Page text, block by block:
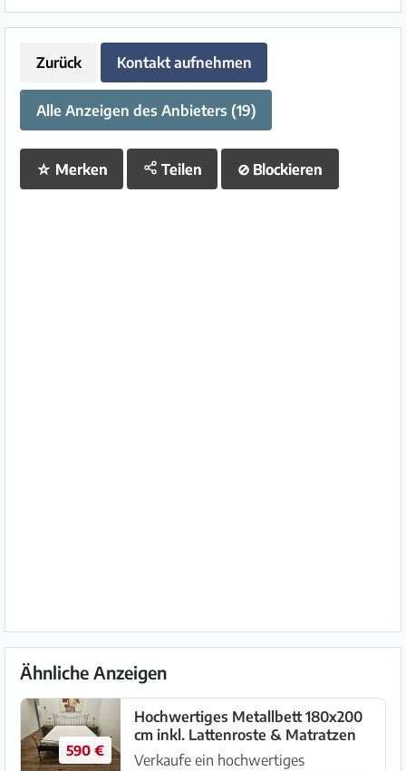
Zurück Kontakt aufnehmen
Alle Anzeigen des Anbieters (19)
☆ Merken Teilen ⊘ Blockieren
Ähnliche Anzeigen
590 €
Hochwertiges Metallbett 180x200
cm inkl. Lattenroste & Matratzen
Verkaufe ein hochwertiges